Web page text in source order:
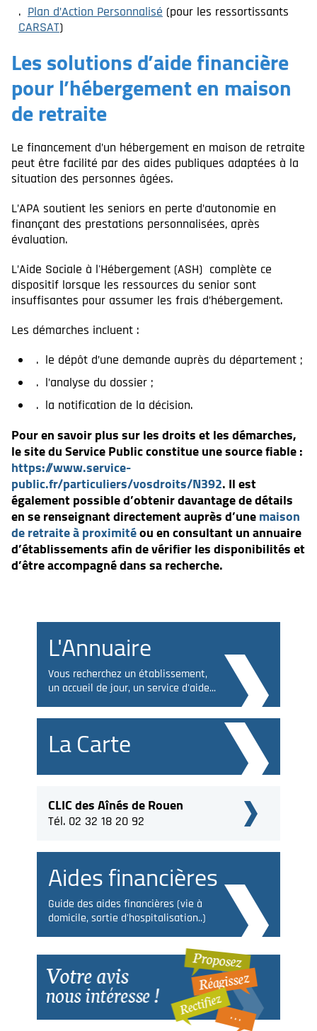
Plan d’Action Personnalisé (pour les ressortissants
CARSAT)
Les solutions d’aide financière
pour l’hébergement en maison
de retraite
Le financement d’un hébergement en maison de retraite
peut être facilité par des aides publiques adaptées à la
situation des personnes âgées.
L’APA soutient les seniors en perte d’autonomie en
finançant des prestations personnalisées, après
évaluation.
L’Aide Sociale à l'Hébergement (ASH) complète ce
dispositif lorsque les ressources du senior sont
insuffisantes pour assumer les frais d’hébergement.
Les démarches incluent :
le dépôt d’une demande auprès du département ;
l’analyse du dossier ;
la notification de la décision.
Pour en savoir plus sur les droits et les démarches,
le site du Service Public constitue une source fiable :
https://www.service-
public.fr/particuliers/vosdroits/N392. Il est
également possible d’obtenir davantage de détails
en se renseignant directement auprès d’unemaison
de retraite à proximitéou en consultant un annuaire
d’établissements afin de vérifier les disponibilités et
d’être accompagné dans sa recherche.
L'Annuaire
Vous recherchez un établissement,
un accueil de jour, un service d'aide...
La Carte
CLIC des Aînés de Rouen
Tél. 02 32 18 20 92
Aides financières
Guide des aides financières (vie à
domicile, sortie d'hospitalisation..)